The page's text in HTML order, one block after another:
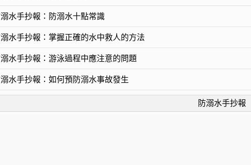
溺水手抄報：防溺水十點常識
溺水手抄報：掌握正確的水中救人的方法
溺水手抄報：游泳過程中應注意的問題
溺水手抄報：如何預防溺水事故發生
防溺水手抄報